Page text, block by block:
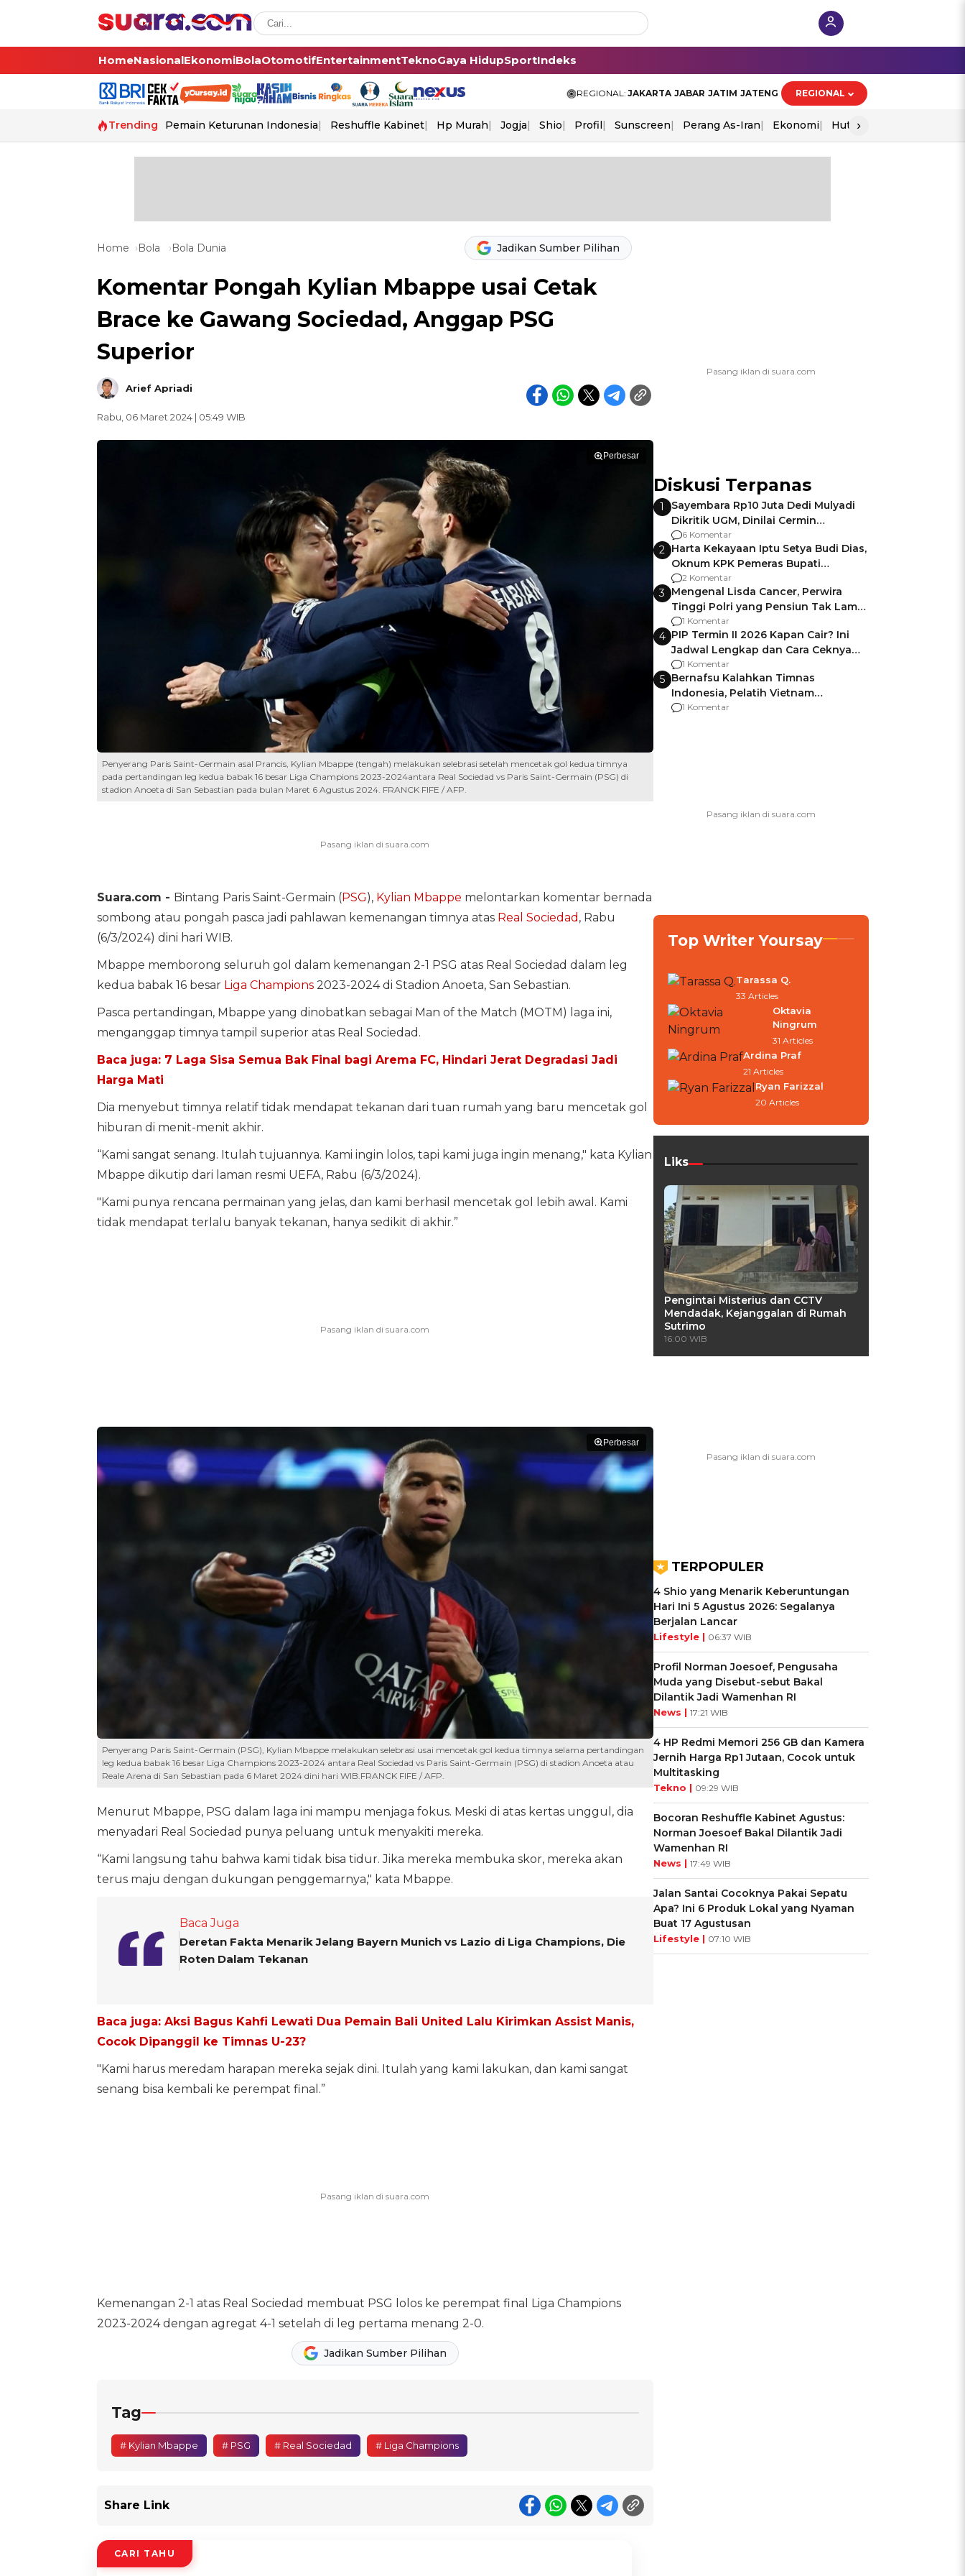
HomeNasionalEkonomiBolaOtomotifEntertainmentTeknoGaya HidupSportIndeks
REGIONAL: JAKARTA JABAR JATIM JATENG REGIONAL
Trending Pemain Keturunan Indonesia Reshuffle Kabinet Hp Murah Jogja Shio Profil Sunscreen Perang As-Iran Ekonomi Hut Ri
›
Home Bola Bola Dunia Jadikan Sumber Pilihan
Komentar Pongah Kylian Mbappe usai Cetak
Brace ke Gawang Sociedad, Anggap PSG
Superior
Arief Apriadi
Rabu, 06 Maret 2024 | 05:49 WIB
Perbesar
Penyerang Paris Saint-Germain asal Prancis, Kylian Mbappe (tengah) melakukan selebrasi setelah mencetak gol kedua timnya
pada pertandingan leg kedua babak 16 besar Liga Champions 2023-2024antara Real Sociedad vs Paris Saint-Germain (PSG) di
stadion Anoeta di San Sebastian pada bulan Maret 6 Agustus 2024. FRANCK FIFE / AFP.
Suara.com - Bintang Paris Saint-Germain (PSG), Kylian Mbappe melontarkan komentar bernada
sombong atau pongah pasca jadi pahlawan kemenangan timnya atas Real Sociedad , Rabu
(6/3/2024) dini hari WIB.
Mbappe memborong seluruh gol dalam kemenangan 2-1 PSG atas Real Sociedad dalam leg
kedua babak 16 besar Liga Champions2023-2024 di Stadion Anoeta, San Sebastian.
Pasca pertandingan, Mbappe yang dinobatkan sebagai Man of the Match (MOTM) laga ini,
menganggap timnya tampil superior atas Real Sociedad.
Baca juga: 7 Laga Sisa Semua Bak Final bagi Arema FC, Hindari Jerat Degradasi Jadi
Harga Mati
Dia menyebut timnya relatif tidak mendapat tekanan dari tuan rumah yang baru mencetak gol
hiburan di menit-menit akhir.
“Kami sangat senang. Itulah tujuannya. Kami ingin lolos, tapi kami juga ingin menang," kata Kylian
Mbappe dikutip dari laman resmi UEFA, Rabu (6/3/2024).
"Kami punya rencana permainan yang jelas, dan kami berhasil mencetak gol lebih awal. Kami
tidak mendapat terlalu banyak tekanan, hanya sedikit di akhir.”
Perbesar
Penyerang Paris Saint-Germain (PSG), Kylian Mbappe melakukan selebrasi usai mencetak gol kedua timnya selama pertandingan
leg kedua babak 16 besar Liga Champions 2023-2024 antara Real Sociedad vs Paris Saint-Germain (PSG) di stadion Anoeta atau
Reale Arena di San Sebastian pada 6 Maret 2024 dini hari WIB.FRANCK FIFE / AFP.
Menurut Mbappe, PSG dalam laga ini mampu menjaga fokus. Meski di atas kertas unggul, dia
menyadari Real Sociedad punya peluang untuk menyakiti mereka.
“Kami langsung tahu bahwa kami tidak bisa tidur. Jika mereka membuka skor, mereka akan
terus maju dengan dukungan penggemarnya," kata Mbappe.
Baca Juga
Deretan Fakta Menarik Jelang Bayern Munich vs Lazio di Liga Champions, Die
Roten Dalam Tekanan
Baca juga: Aksi Bagus Kahfi Lewati Dua Pemain Bali United Lalu Kirimkan Assist Manis,
Cocok Dipanggil ke Timnas U-23?
"Kami harus meredam harapan mereka sejak dini. Itulah yang kami lakukan, dan kami sangat
senang bisa kembali ke perempat final.”
Kemenangan 2-1 atas Real Sociedad membuat PSG lolos ke perempat final Liga Champions
2023-2024 dengan agregat 4-1 setelah di leg pertama menang 2-0.
Jadikan Sumber Pilihan
Tag
# Kylian Mbappe # PSG # Real Sociedad # Liga Champions
Share Link
CARI TAHU
Diskusi Terpanas
1
Sayembara Rp10 Juta Dedi Mulyadi
Dikritik UGM, Dinilai Cermin
Gagalnya Negara Jamin Keamanan
6 Komentar
2 Harta Kekayaan Iptu Setya Budi Dias,
Oknum KPK Pemeras Bupati
Pemalang
2 Komentar
3 Mengenal Lisda Cancer, Perwira
Tinggi Polri yang Pensiun Tak Lama
Usai Jadi Brigjen
1 Komentar
4 PIP Termin II 2026 Kapan Cair? Ini
Jadwal Lengkap dan Cara Ceknya
agar Dana Tidak Hangus!
1 Komentar
5 Bernafsu Kalahkan Timnas
Indonesia, Pelatih Vietnam
Berencana Pakai Jimat di Pakansari
1 Komentar
Top Writer Yoursay
Tarassa Q.
33 Articles
Oktavia
Ningrum
31 Articles
Ardina Praf
21 Articles
Ryan Farizzal
20 Articles
Liks
Pengintai Misterius dan CCTV
Mendadak, Kejanggalan di Rumah
Sutrimo
16:00 WIB
TERPOPULER
4 Shio yang Menarik Keberuntungan
Hari Ini 5 Agustus 2026: Segalanya
Berjalan Lancar
Lifestyle | 06:37 WIB
Profil Norman Joesoef, Pengusaha
Muda yang Disebut-sebut Bakal
Dilantik Jadi Wamenhan RI
News | 17:21 WIB
4 HP Redmi Memori 256 GB dan Kamera
Jernih Harga Rp1 Jutaan, Cocok untuk
Multitasking
Tekno | 09:29 WIB
Bocoran Reshuffle Kabinet Agustus:
Norman Joesoef Bakal Dilantik Jadi
Wamenhan RI
News | 17:49 WIB
Jalan Santai Cocoknya Pakai Sepatu
Apa? Ini 6 Produk Lokal yang Nyaman
Buat 17 Agustusan
Lifestyle | 07:10 WIB